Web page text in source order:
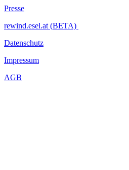
Presse
rewind.esel.at (BETA)
Datenschutz
Impressum
AGB